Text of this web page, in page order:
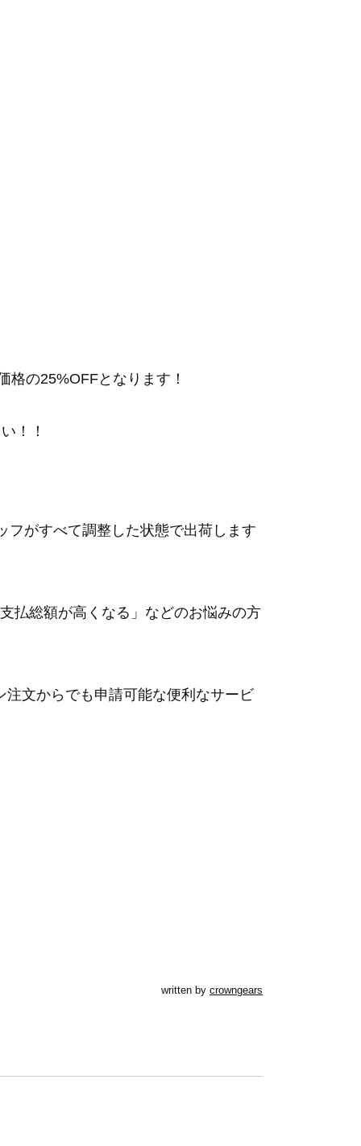
の25%OFFとなります！
！！
フがすべて調整した状態で出荷します
払総額が高くなる 」などのお悩みの方
文からでも申請可能な便利なサービ
written by crowngears